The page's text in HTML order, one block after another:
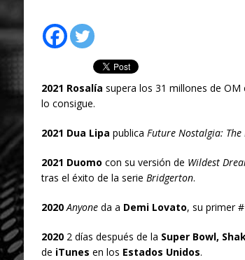
2021 Rosalía supera los 31 millones de OM
lo consigue.
2021 Dua Lipa publica Future Nostalgia:
2021 Duomo con su versión de Wildest
tras el éxito de la serie Bridgerton.
2020 Anyoneda a Demi Lovato, su primer
2020 2 días después de la Super Bowl,
de iTunes en los Estados Unidos.